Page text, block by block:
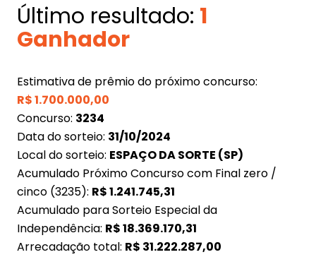
Último resultado: 1
Ganhador
Estimativa de prêmio do próximo concurso:
R$1.700.000,00
Concurso: 3234
Data do sorteio: 31/10/2024
Local do sorteio: ESPAÇO DA SORTE (SP)
Acumulado Próximo Concurso com Final zero /
cinco (3235): R$1.241.745,31
Acumulado para Sorteio Especial da
Independência: R$18.369.170,31
Arrecadação total: R$ 31.222.287,00